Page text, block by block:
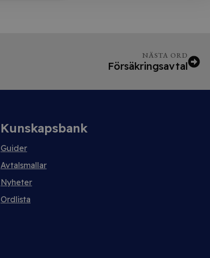
NÄSTA ORD
Försäkringsavtal
Kunskapsbank
Guider
Avtalsmallar
Nyheter
Ordlista